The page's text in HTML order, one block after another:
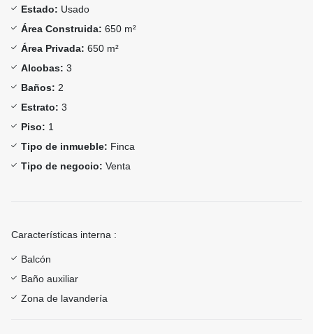
Estado: Usado
Área Construida: 650 m²
Área Privada: 650 m²
Alcobas: 3
Baños: 2
Estrato: 3
Piso: 1
Tipo de inmueble: Finca
Tipo de negocio: Venta
Características interna :
Balcón
Baño auxiliar
Zona de lavandería